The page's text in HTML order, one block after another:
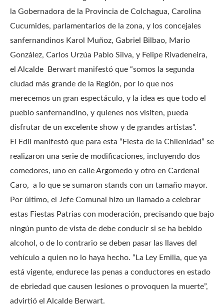
la Gobernadora de la Provincia de Colchagua, Carolina
Cucumides, parlamentarios de la zona, y los concejales
sanfernandinos Karol Muñoz, Gabriel Bilbao, Mario
González, Carlos Urzúa Pablo Silva, y Felipe Rivadeneira,
el Alcalde Berwart manifestó que “somos la segunda
ciudad más grande de la Región, por lo que nos
merecemos un gran espectáculo, y la idea es que todo el
pueblo sanfernandino, y quienes nos visiten, pueda
disfrutar de un excelente show y de grandes artistas”.
El Edil manifestó que para esta “Fiesta de la Chilenidad” se
realizaron una serie de modificaciones, incluyendo dos
comedores, uno en calle Argomedo y otro en Cardenal
Caro, a lo que se sumaron stands con un tamaño mayor.
Por último, el Jefe Comunal hizo un llamado a celebrar
estas Fiestas Patrias con moderación, precisando que bajo
ningún punto de vista de debe conducir si se ha bebido
alcohol, o de lo contrario se deben pasar las llaves del
vehículo a quien no lo haya hecho. “La Ley Emilia, que ya
está vigente, endurece las penas a conductores en estado
de ebriedad que causen lesiones o provoquen la muerte”,
advirtió el Alcalde Berwart.